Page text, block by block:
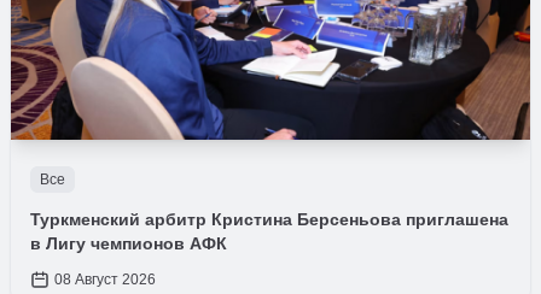
Все
Туркменский арбитр Кристина Берсеньова приглашена
в Лигу чемпионов АФК
08 Август 2026